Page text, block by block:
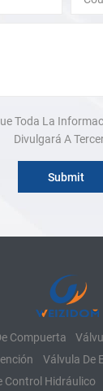
Toda La
Divulgará A
Compuerta
Válvula De
Control Hidráulico